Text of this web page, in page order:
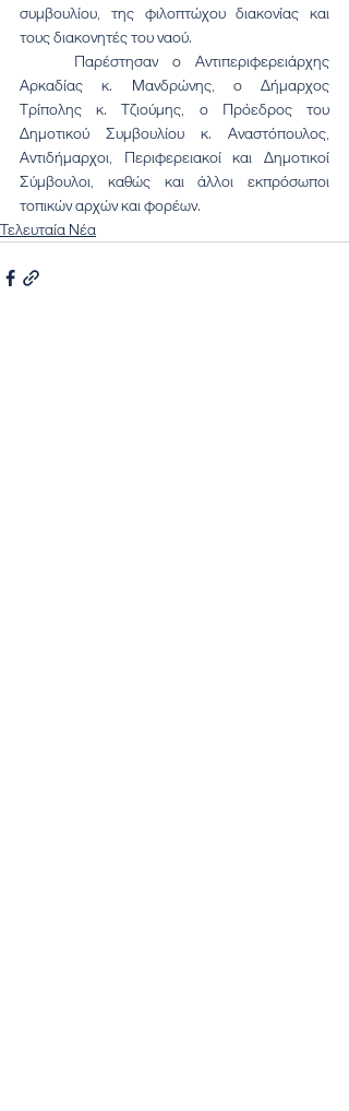
συμβουλίου, της φιλοπτώχου διακονίας και
τους διακονητές του ναού.
Αρκαδίας κ. Μανδρώνης, ο Δήμαρχος
Τρίπολης κ. Τζιούμης, ο Πρόεδρος του
Δημοτικού Συμβουλίου κ. Αναστόπουλος,
Αντιδήμαρχοι, Περιφερειακοί και Δημοτικοί
Σύμβουλοι, καθώς και άλλοι εκπρόσωποι
τοπικών αρχών και φορέων.
Τελευταία Νέα